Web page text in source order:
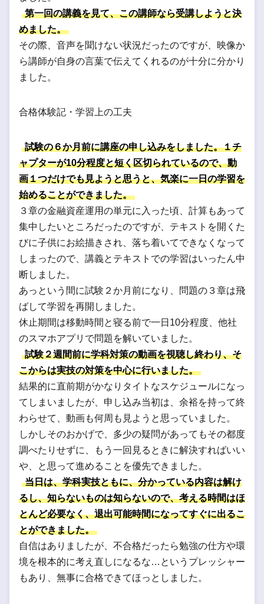
第一回の講義を見て、この講師なら受講しようと決
めました。
その際、音声を聞けない状況だったのですが、映像か
ら講師が自身の言葉で伝えてくれるのが十分に分かり
ました。
合格体験記・学習上の工夫
試験の６か月前に講座の申し込みをしました。１チ
ャプターが10分程度と短く区切られているので、動
画１つだけでも見ようと思うと、気楽に一日の学習を
始めることができました。
３章の金融資産運用の単元に入った頃、計算もあって
集中したいところだったのですが、テキストを開くた
びに子供にお絵描きされ、落ち着いてできなくなって
しまったので、講義とテキストでの学習はいったん中
断しました。
あっという間に試験２か月前になり、問題の３章は飛
ばして学習を再開しました。
休止期間は移動時間と寝る前で一日10分程度、他社
のスマホアプリで問題を解いていました。
試験２週間前に学科対策の動画を視聴し終わり、そ
こからは実技の対策を中心に行いました。
結果的に直前期がかなりタイトなスケジュールになっ
てしまいましたが、申し込み当初は、余裕を持って終
わらせて、動画も何周も見ようと思っていました。
しかしそのおかげで、多少の疑問があってもその都度
調べたりせずに、もう一回見るときに解決すればいい
や、と思って進めることを優先できました。
当日は、学科実技ともに、分かっている内容は解け
るし、知らないものは知らないので、考える時間はほ
とんど必要なく、退出可能時間になってすぐに出るこ
とができました。
自信はありましたが、不合格だったら勉強の仕方や環
境を根本的に考え直しになるな…というプレッシャー
もあり、無事に合格できてほっとしました。